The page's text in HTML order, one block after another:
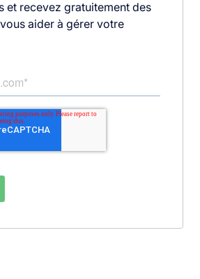
et recevez gratuitement des
aider à gérer votre